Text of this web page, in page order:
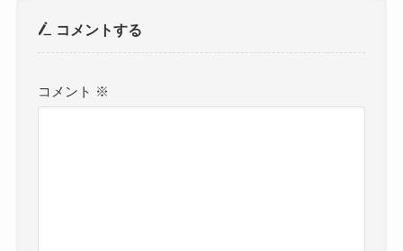
コメントする
コメント ※